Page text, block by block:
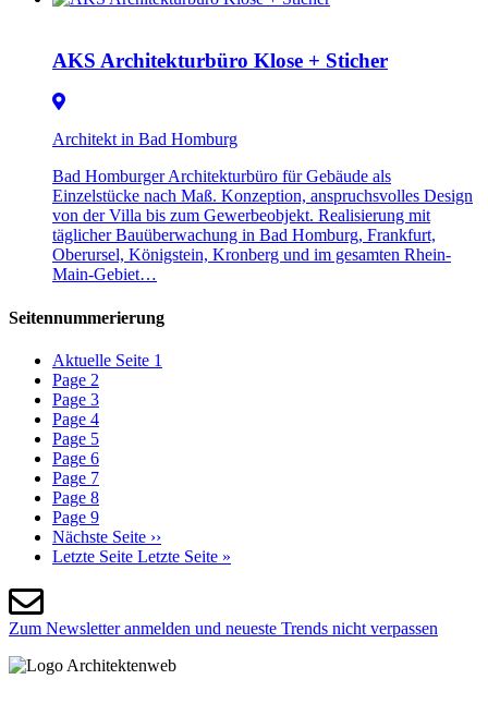
AKS Architekturbüro Klose + Sticher
Architekt in Bad Homburg
Bad Homburger Architekturbüro für Gebäude als
Einzelstücke nach Maß. Konzeption, anspruchsvolles Design
von der Villa bis zum Gewerbeobjekt. Realisierung mit
täglicher Bauüberwachung in Bad Homburg, Frankfurt,
Oberursel, Königstein, Kronberg und im gesamten Rhein-
Main-Gebiet…
Seitennummerierung
Aktuelle Seite 1
Page 2
Page 3
Page 4
Page 5
Page 6
Page 7
Page 8
Page 9
Nächste Seite ››
Letzte Seite Letzte Seite »
Zum Newsletter anmelden und neueste Trends nicht verpassen